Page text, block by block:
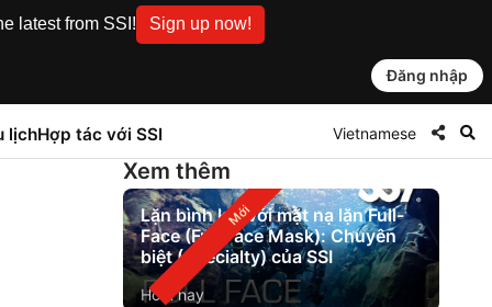
latest from SSI! Sign up now!
Đăng nhập
lịchHợp tác với SSI Vietnamese
Xem thêm
Lặn bình khí với mặt nạ lặn Full-
Face (Full Face Mask): Chuyên
biệt (Specialty) của SSI
Hôm nay